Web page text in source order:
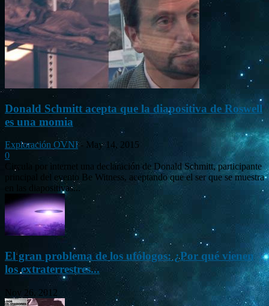
Donald Schmitt acepta que la diapositiva de Roswell
es una momia
Exploración OVNI - May 14, 2015
0
Circula por internet una declaración de Donald Schmitt, participante
principal del evento Be Witness, aceptando que el ser que se muestra
en las diapositivas...
El gran problema de los ufólogos: ¿Por qué vienen
los extraterrestres...
Nov 26, 2012